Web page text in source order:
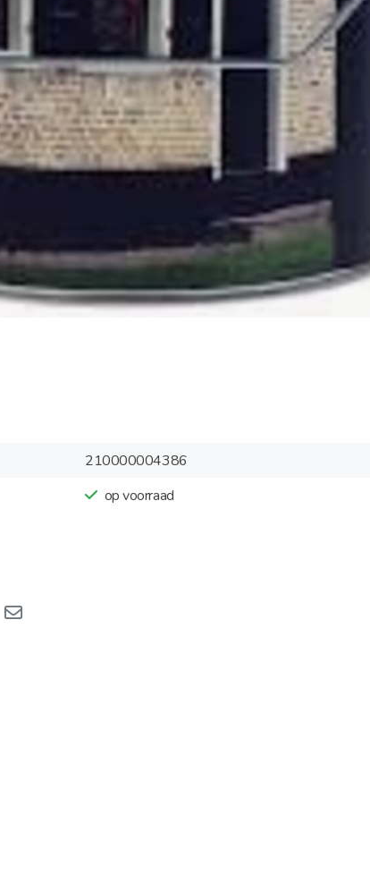
210000004386
op voorraad